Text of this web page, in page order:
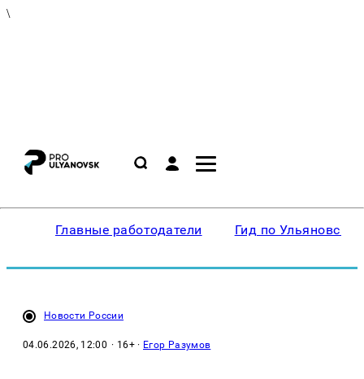
\
Главные работодатели Гид по Ульяновску
Новости России
04.06.2026, 12:00 · 16+ · Егор Разумов